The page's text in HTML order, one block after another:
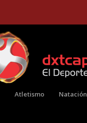
Atletismo Natación